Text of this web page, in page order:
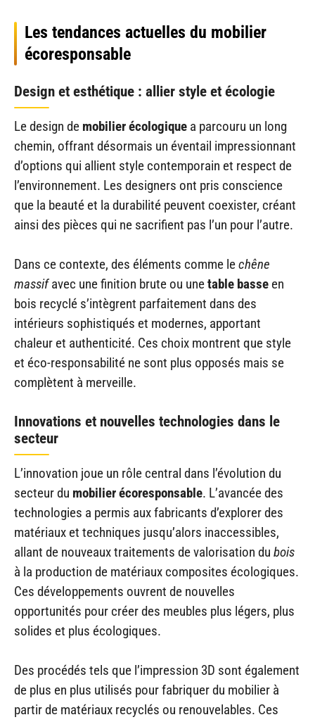
Les tendances actuelles du mobilier
écoresponsable
Design et esthétique : allier style et écologie
Le design de mobilier écologique a parcouru un long
chemin, offrant désormais un éventail impressionnant
d’options qui allient style contemporain et respect de
l’environnement. Les designers ont pris conscience
que la beauté et la durabilité peuvent coexister, créant
ainsi des pièces qui ne sacrifient pas l’un pour l’autre.
Dans ce contexte, des éléments comme lechêne
massifavec une finition brute ou unetable basse en
bois recyclé s’intègrent parfaitement dans des
intérieurs sophistiqués et modernes, apportant
chaleur et authenticité. Ces choix montrent que style
et éco-responsabilité ne sont plus opposés mais se
complètent à merveille.
Innovations et nouvelles technologies dans le
secteur
L’innovation joue un rôle central dans l’évolution du
secteur du mobilier écoresponsable. L’avancée des
technologies a permis aux fabricants d’explorer des
matériaux et techniques jusqu’alors inaccessibles,
allant de nouveaux traitements de valorisation du bois
à la production de matériaux composites écologiques.
Ces développements ouvrent de nouvelles
opportunités pour créer des meubles plus légers, plus
solides et plus écologiques.
Des procédés tels que l’impression 3D sont également
de plus en plus utilisés pour fabriquer du mobilier à
partir de matériaux recyclés ou renouvelables. Ces